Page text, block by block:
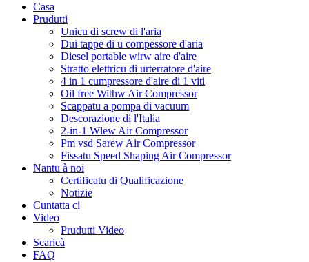
Casa
Prudutti
Unicu di screw di l'aria
Dui tappe di u compessore d'aria
Diesel portable wirw aire d'aire
Stratto elettricu di urterratore d'aire
4 in 1 cumpressore d'aire di 1 viti
Oil free Withw Air Compressor
Scappatu a pompa di vacuum
Descorazione di l'Italia
2-in-1 Wlew Air Compressor
Pm vsd Sarew Air Compressor
Fissatu Speed ​​Shaping Air Compressor
Nantu à noi
Certificatu di Qualificazione
Notizie
Cuntatta ci
Video
Prudutti Video
Scaricà
FAQ